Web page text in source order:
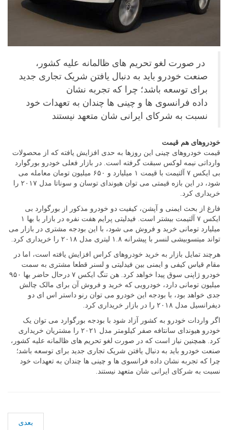
در صورت لغو تحریم های ظالمانه علیه کشور،
صنعت خودرو باید به دنبال یافتن شریک تجاری جدید
برای توسعه باشد؛ چرا که تجربه نشان
داده فرانسوی ها و چینی ها چندان به تعهدات خود
نسبت به شرکای ایرانی‌ شان متعهد نیستند
خودروهای هم قیمت
قیمت خودروهای چینی این روزها به حدی افزایش یافته که از محصولات
وارداتی نیمه لوکس سبقت گرفته است. در بازار فعلی خودرو بورگوارد
بی ایکس ۷ آلتیمت با قیمت ۱ میلیارد و ۶۵۰ میلیون تومان معامله می
شود، در این بازه قیمتی می توان هیوندای توسان و سوناتا مدل ۲۰۱۷ را
خریداری کرد.
فارغ از بحث ایمنی و آپشن، کیفیت دو خودرو مذکور از بورگوارد بی
ایکس ۷ آلتیمت بیشتر است. فیدلیتی پرایم هفت نفره در بازار با بها ۱
میلیارد تومانی خرید و فروش می شود، با این بودجه مشتری در بازار می
تواند میتسوبیشی لنسر با پیشرانه ۱.۸ لیتری مدل ۲۰۱۸ را خریداری کرد.
هرچند تمایل بازار به خرید خودروهای کراس افزایش یافته است، اما در
مقام قیاس کیفی و ایمنی بین فیدلیتی و لسنر قطعا مشتری به سمت
خودرو ژاپنی سوق پیدا خواهد کرد. هن تنگ ایکس ۷ درحال حاضر بها ۹۵۰
میلیون تومانی دارد، خودرویی که خرید و فروش آن برای مالک چالش
جدی خواهد بود، با بودجه این خودرو می توان رنو داستر اس ای دو
دیفرانسیل مدل ۲۰۱۸ را در بازار خریداری کرد.
اگر واردات خودرو به کشور آزاد شود با بودجه بورگوارد می توان یک
خودرو هیوندای سانتافه صفر کیلومتر مدل ۲۰۲۱ را مشتریان خریداری
کرد. همچنین نیاز است که در صورت لغو تحریم های ظالمانه علیه کشور،
صنعت خودرو باید به دنبال یافتن شریک تجاری جدید برای توسعه باشد؛
چرا که تجربه نشان داده فرانسوی ها و چینی ها چندان به تعهدات خود
نسبت به شرکای ایرانی‌ شان متعهد نیستند.
بعدی